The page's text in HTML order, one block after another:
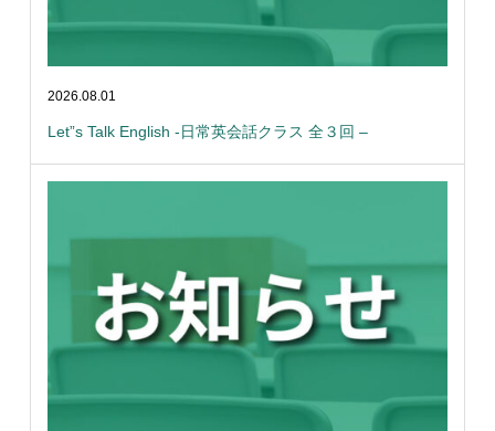
2026.08.01
Let”s Talk English -日常英会話クラス 全３回 –